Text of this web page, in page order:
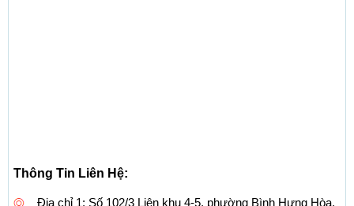
Thông Tin Liên Hệ:
Địa chỉ 1: Số 102/3 Liên khu 4-5, phường Bình Hưng Hòa,